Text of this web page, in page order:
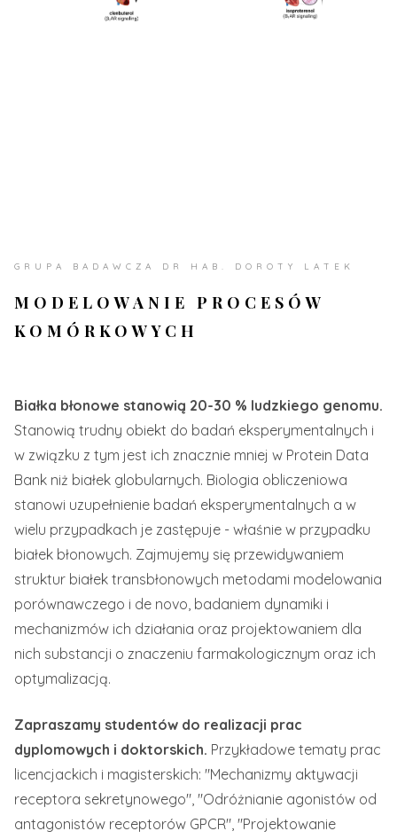
GRUPA BADAWCZA DR HAB. DOROTY LATEK
MODELOWANIE PROCESÓW
KOMÓRKOWYCH
Białka błonowe stanowią 20-30 % ludzkiego genomu.
Stanowią trudny obiekt do badań eksperymentalnych i
w związku z tym jest ich znacznie mniej w Protein Data
Bank niż białek globularnych. Biologia obliczeniowa
stanowi uzupełnienie badań eksperymentalnych a w
wielu przypadkach je zastępuje - właśnie w przypadku
białek błonowych. Zajmujemy się przewidywaniem
struktur białek transbłonowych metodami modelowania
porównawczego i de novo, badaniem dynamiki i
mechanizmów ich działania oraz projektowaniem dla
nich substancji o znaczeniu farmakologicznym oraz ich
optymalizacją.
Zapraszamy studentów do realizacji prac
dyplomowych i doktorskich. Przykładowe tematy prac
licencjackich i magisterskich: "Mechanizmy aktywacji
receptora sekretynowego", "Odróżnianie agonistów od
antagonistów receptorów GPCR", "Projektowanie